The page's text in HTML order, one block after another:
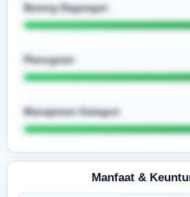
Barang Dagangan
Planogram
Manajemen Kategori
Manfaat &